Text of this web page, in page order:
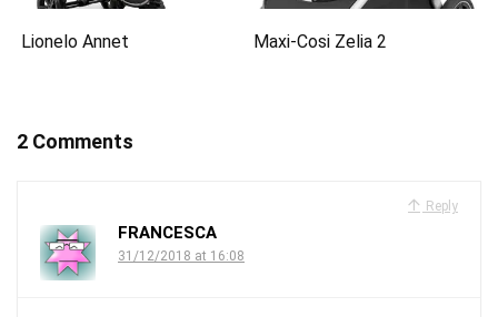
Lionelo Annet Maxi-Cosi Zelia 2
2 Comments
Reply
FRANCESCA
31/12/2018 at 16:08